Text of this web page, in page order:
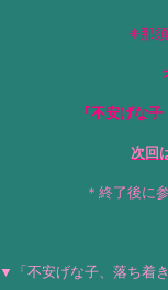
✳︎那
『不安げな
次回
＊終了後に
▼「不安げな子、落ち着